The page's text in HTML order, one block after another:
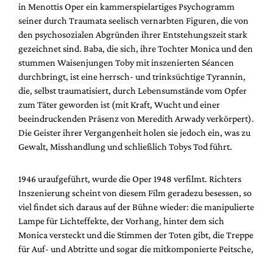
in Menottis Oper ein kammerspielartiges Psychogramm
seiner durch Traumata seelisch vernarbten Figuren, die von
den psychosozialen Abgründen ihrer Entstehungszeit stark
gezeichnet sind. Baba, die sich, ihre Tochter Monica und den
stummen Waisenjungen Toby mit inszenierten Séancen
durchbringt, ist eine herrsch- und trinksüchtige Tyrannin,
die, selbst traumatisiert, durch Lebensumstände vom Opfer
zum Täter geworden ist (mit Kraft, Wucht und einer
beeindruckenden Präsenz von Meredith Arwady verkörpert).
Die Geister ihrer Vergangenheit holen sie jedoch ein, was zu
Gewalt, Misshandlung und schließlich Tobys Tod führt.
1946 uraufgeführt, wurde die Oper 1948 verfilmt. Richters
Inszenierung scheint von diesem Film geradezu besessen, so
viel findet sich daraus auf der Bühne wieder: die manipulierte
Lampe für Lichteffekte, der Vorhang, hinter dem sich
Monica versteckt und die Stimmen der Toten gibt, die Treppe
für Auf- und Abtritte und sogar die mitkomponierte Peitsche,